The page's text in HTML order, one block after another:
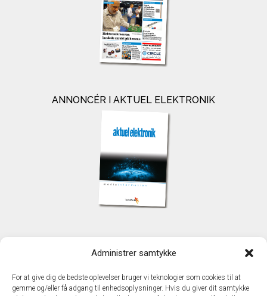
Administrer samtykke
For at give dig de bedste oplevelser bruger vi teknologier som cookies til at
gemme og/eller få adgang til enhedsoplysninger. Hvis du giver dit samtykke
ANNONCÉR I AKTUEL ELEKTRONIK
TechMedia A/S
DK - 2600 Glostrup